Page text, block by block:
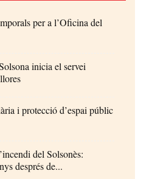
per a l’Oficina del
inicia el servei
i protecció d’espai públic
del Solsonès:
després de...